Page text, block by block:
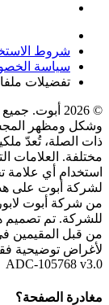
شروط
سياسة
تفضيلات
© 2026
وشكل ومظهر
ذات الصلة، تُعدّ
مختلفة. العلامات
استخدام أي علامة
لشركة أبوت على
من شركة أبوت
للشركة. تم تصميم
من قبل المقيمين
لأغراض توضيحية
ADC-105768 v3.0
مغادرة الصفحة؟